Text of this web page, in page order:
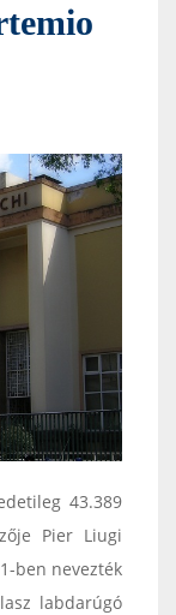
43.389
Pier Liugi
ben nevezték
labdarúgó